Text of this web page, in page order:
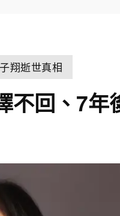
翔逝世真相
不回、7